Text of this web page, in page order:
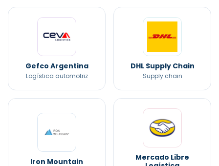
Gefco Argentina
Logística automotriz
DHL Supply Chain
Supply chain
Iron Mountain
Mercado Libre